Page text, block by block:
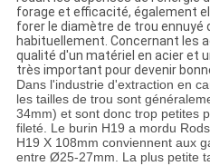
forage et efficacité, également
forer le diamètre de trou ennuyé
habituellement. Concernant les
qualité d'un matériel en acier et
très important pour devenir
Dans l'industrie d'extraction en
les tailles de trou sont
34mm) et sont donc trop petites
fileté. Le burin H19 a mordu
H19 X 108mm conviennent aux
entre Ø25-27mm. La plus petite